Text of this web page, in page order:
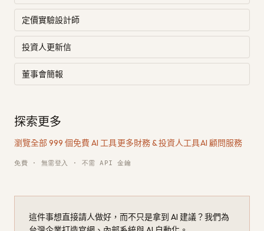
定價實驗設計師
投資人更新信
董事會簡報
探索更多
瀏覽全部 999 個免費 AI 工具·更多財務 & 投資人工具·AI 顧問服務
免費 · 無需登入 · 不需 API 金鑰
這件事想直接請人做好，而不只是拿到 AI 建議？我們為